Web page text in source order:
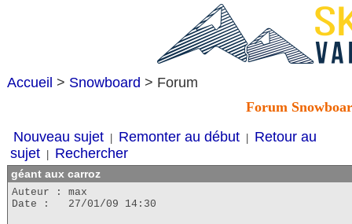
Accueil > Snowboard > Forum
Forum
Nouveau sujet
Remonter au début
Retour au
sujet
Rechercher
géant aux carroz
Auteur : max
Date : 27/01/09 14:30